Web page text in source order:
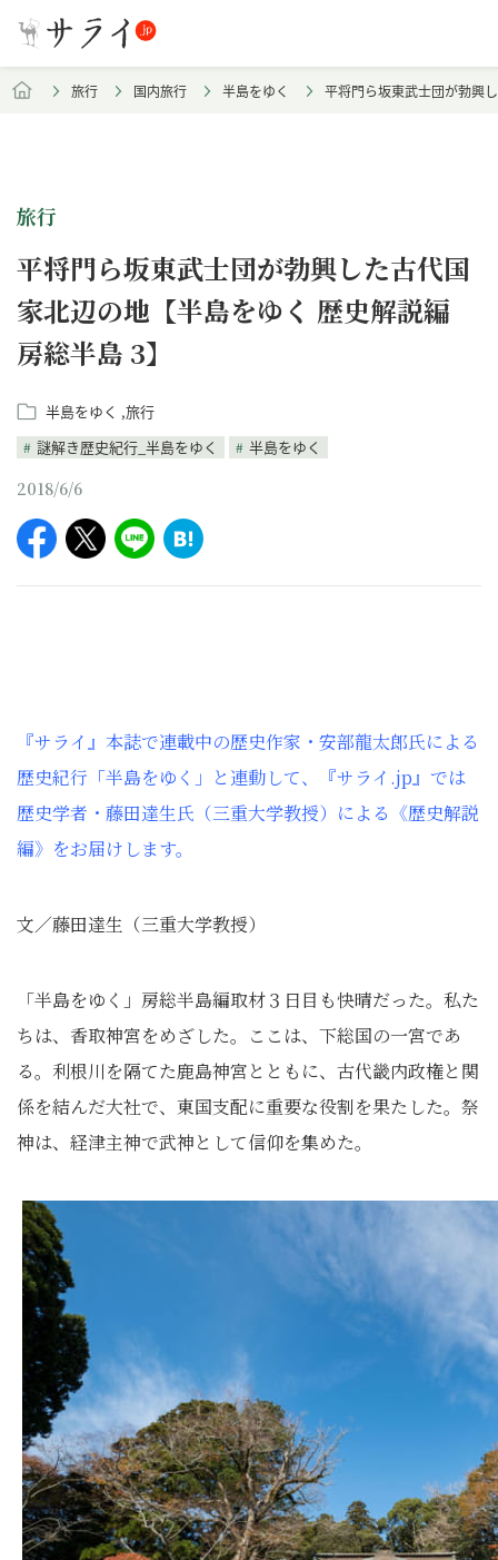
旅行 国内旅行 半島をゆく 平将門ら坂東武士団が勃興
旅行
平将門ら坂東武士団が勃興した古代国
家北辺の地【半島をゆく 歴史解説編
房総半島 3】
半島をゆく 旅行
謎解き歴史紀行_半島をゆく
半島をゆく
2018/6/6
『サライ』本誌で連載中の歴史作家・安部龍太郎氏による
歴史紀行「半島をゆく」と連動して、『サライ .jp』では
歴史学者・藤田達生氏（三重大学教授）による《歴史解説
編》をお届けします。
文／藤田達生（三重大学教授）
「半島をゆく」房総半島編取材３日目も快晴だった。私た
ちは、香取神宮をめざした。ここは、下総国の一宮であ
る。利根川を隔てた鹿島神宮とともに、古代畿内政権と関
係を結んだ大社で、東国支配に重要な役割を果たした。祭
神は、経津主神で武神として信仰を集めた。